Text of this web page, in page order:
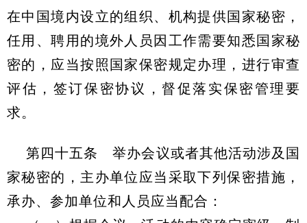
在中国境内设立的组织、机构提供国家秘密，
任用、聘用的境外人员因工作需要知悉国家秘
密的，应当按照国家保密规定办理，进行审查
评估，签订保密协议，督促落实保密管理要
求。
第四十五条 举办会议或者其他活动涉及国
家秘密的，主办单位应当采取下列保密措施，
承办、参加单位和人员应当配合：